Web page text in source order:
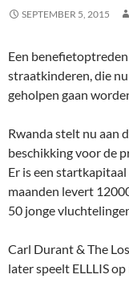
SEPTEMBER 5, 2015
Een
straatkinderen, die
geholpen gaan
Rwanda stelt nu aan
beschikking voor de
Er is een
maanden levert
50 jonge
Carl Durant & The
later speelt ELLLIS